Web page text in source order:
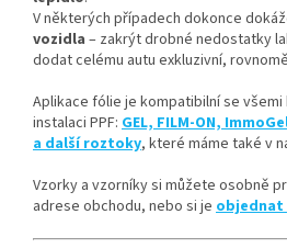
V některých případech dokonce
vozidla – zakrýt drobné nedostatky
dodat celému autu exkluzivní,
Aplikace fólie je kompatibilní se
instalaci PPF: GEL, FILM-ON,
a další roztoky, které máme také v
Vzorky a vzorníky si můžete osobně
adrese obchodu, nebo si je objednat